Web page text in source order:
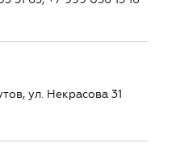
ул. Некрасова 31